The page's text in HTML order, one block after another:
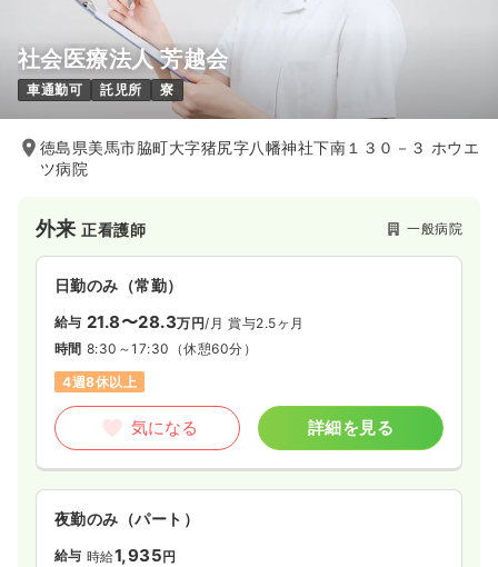
社会医療法人 芳越会
車通勤可 託児所 寮
徳島県美馬市脇町大字猪尻字八幡神社下南１３０－３ ホウエ
ツ病院
外来正看護師 一般病院
日勤のみ（常勤）
給与 21.8〜28.3万円/月 賞与2.5ヶ月
時間 8:30～17:30 （休憩60分）
4週8休以上
気になる 詳細を見る
夜勤のみ（パート）
給与 時給1,935円